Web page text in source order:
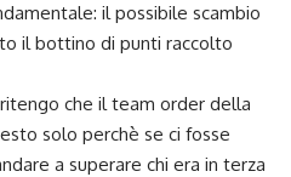
il possibile scambio
il bottino di punti raccolto
che il team order della
solo perchè se ci fosse
a superare chi era in terza